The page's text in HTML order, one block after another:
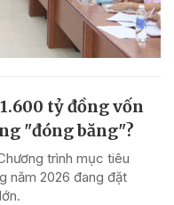
tỷ đồng vốn
"đóng băng"?
trình mục tiêu
năm 2026 đang đặt